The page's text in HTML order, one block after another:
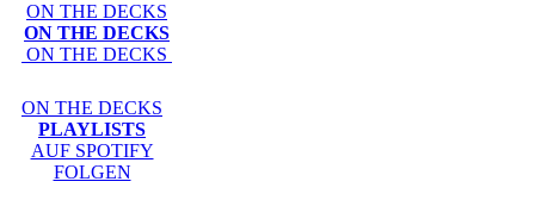
ON THE DECKS
ON THE DECKS
ON THE DECKS
ON THE DECKS
PLAYLISTS
AUF SPOTIFY
FOLGEN